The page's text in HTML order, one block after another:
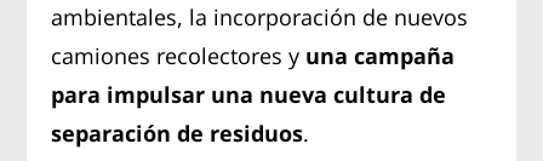
ambientales, la incorporación de nuevos
camiones recolectores y una campaña
para impulsar una nueva cultura de
separación de residuos.